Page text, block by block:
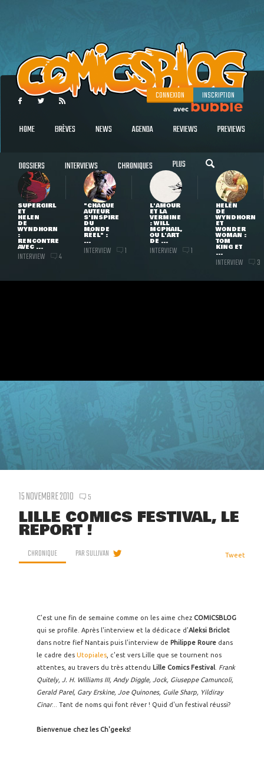
CONNEXION INSCRIPTION
HOME BRÈVES NEWS AGENDA REVIEWS PREVIEWS
DOSSIERS INTERVIEWS CHRONIQUES PLUS
SUPERGIRL
ET
HELEN
DE
WYNDHORN
:
RENCONTRE
AVEC ...
INTERVIEW 4
"CHAQUE
AUTEUR
S'INSPIRE
DU
MONDE
RÉEL" :
...
INTERVIEW 1
L'AMOUR
ET LA
VERMINE
: WILL
MCPHAIL,
OU L'ART
DE ...
INTERVIEW 1
HELEN
DE
WYNDHORN
ET
WONDER
WOMAN :
TOM
KING ET
...
INTERVIEW 3
15 NOVEMBRE 2010 5
LILLE COMICS FESTIVAL, LE
REPORT !
CHRONIQUE PARSULLIVAN Tweet
C'est une fin de semaine comme on les aime chez COMICSBLOG
qui se profile. Après l'interview et la dédicace d'Aleksi Briclot
dans notre fief Nantais puis l'interview de Philippe Roure dans
le cadre des Utopiales , c'est vers Lille que se tournent nos
attentes, au travers du très attendu Lille Comics Festival Frank
Quitely, J. H. Williams III, Andy Diggle, Jock, Giuseppe Camuncoli,
Gerald Parel, Gary Erskine, Joe Quinones, Guile Sharp, Yildiray
Cinar... Tant de noms qui font rêver ! Quid d'un festival réussi?
Bienvenue chez les Ch'geeks!